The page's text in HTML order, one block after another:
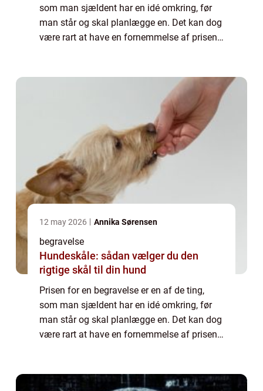
som man sjældent har en idé omkring, før
man står og skal planlægge en. Det kan dog
være rart at have en fornemmelse af prisen,
12 may 2026 Annika Sørensen
begravelse
Hundeskåle: sådan vælger du den
rigtige skål til din hund
Prisen for en begravelse er en af de ting,
som man sjældent har en idé omkring, før
man står og skal planlægge en. Det kan dog
være rart at have en fornemmelse af prisen,